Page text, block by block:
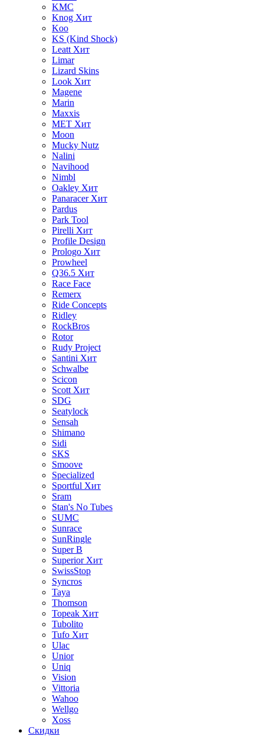
KMC
Knog Хит
Koo
KS (Kind Shock)
Leatt Хит
Limar
Lizard Skins
Look Хит
Magene
Marin
Maxxis
MET Хит
Moon
Mucky Nutz
Nalini
Navihood
Nimbl
Oakley Хит
Panaracer Хит
Pardus
Park Tool
Pirelli Хит
Profile Design
Prologo Хит
Prowheel
Q36.5 Хит
Race Face
Remerx
Ride Concepts
Ridley
RockBros
Rotor
Rudy Project
Santini Хит
Schwalbe
Scicon
Scott Хит
SDG
Seatylock
Sensah
Shimano
Sidi
SKS
Smoove
Specialized
Sportful Хит
Sram
Stan's No Tubes
SUMC
Sunrace
SunRingle
Super B
Superior Хит
SwissStop
Syncros
Taya
Thomson
Topeak Хит
Tubolito
Tufo Хит
Ulac
Unior
Uniq
Vision
Vittoria
Wahoo
Wellgo
Xoss
Скидки